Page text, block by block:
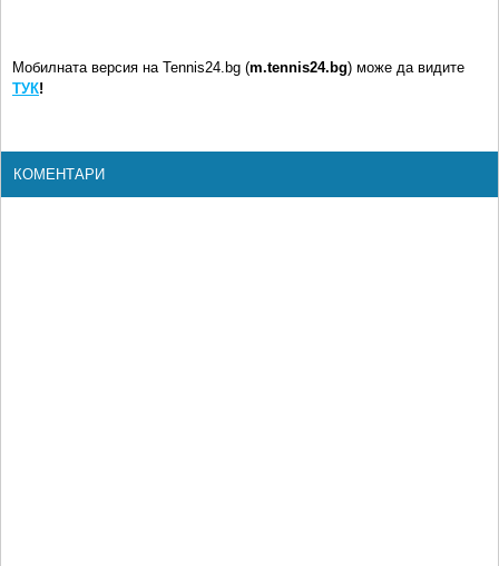
Мобилната версия на Tennis24.bg (m.tennis24.bg) може да видите
ТУК!
КОМЕНТАРИ